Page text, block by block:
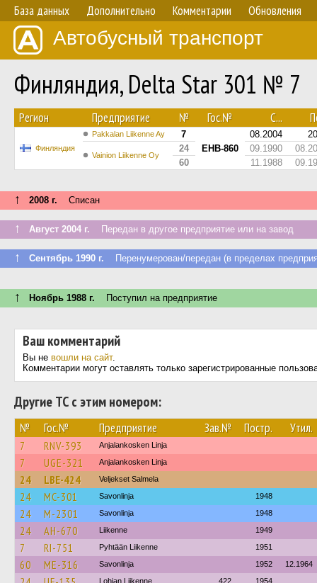
База данных Дополнительно Комментарии Обновления
Автобусный транспорт
Финляндия, Delta Star 301 № 7
Регион Предприятие № Гос.№ С...
Финляндия
Pakkalan Liikenne Ay
7
EHB-860
08.2004
Vainion Liikenne Oy
24 09.1990
60
11.1988
↑ 2008 г. Списан
↑ Август 2004 г. Передан в другое предприятие или на завод
↑ Сентябрь 1990 г. Перенумерован/передан (в пределах
↑ Ноябрь 1988 г. Поступил на предприятие
Ваш комментарий
Вы не вошли на сайт.
Комментарии могут оставлять только зарегистрированные
Другие ТС с этим номером:
№ Гос.№ Предприятие Зав.№ Постр. Утил.
7 RNV-393 Anjalankosken Linja
7 UGE-321 Anjalankosken Linja
24 LBE-424 Veljekset Salmela
24 MC-301 Savonlinja 1948
24 M-2301 Savonlinja 1948
24 AH-670 Liikenne 1949
7 RI-751 Pyhtään Liikenne 1951
60 ME-316 Savonlinja 1952 12.1964
Lohjan Liikenne 422 1954